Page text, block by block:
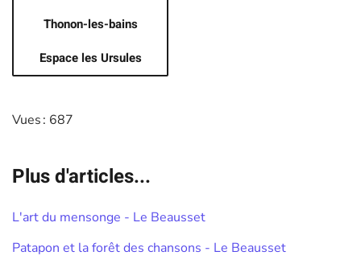
Thonon-les-bains
Espace les Ursules
Vues : 687
Plus d'articles...
L'art du mensonge - Le Beausset
Patapon et la forêt des chansons - Le Beausset